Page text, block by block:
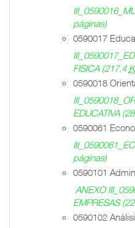
páginas)
0590017
FISICA(217.4
0590018
EDUCATIVA
0590061
páginas)
0590101
ANEXO
EMPRESAS
0590102